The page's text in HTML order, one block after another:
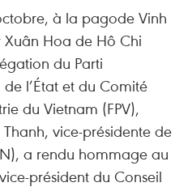
à la pagode Vinh
Hoa de Hô Chi
du Parti
l’État et du Comité
du Vietnam (FPV),
vice-présidente de
a rendu hommage au
président du Conseil